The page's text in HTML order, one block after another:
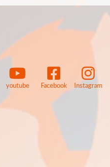
youtube Facebook Instagram